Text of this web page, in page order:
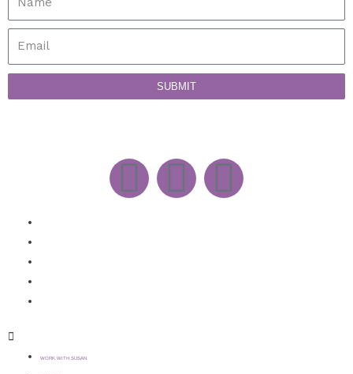
SUBMIT
WORK WITH SUSAN